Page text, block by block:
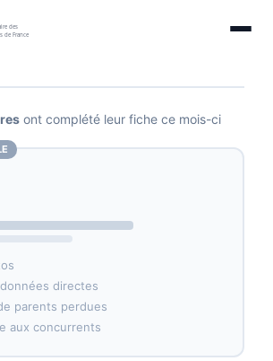
ont complété leur fiche ce mois-ci
directes
parents perdues
aux concurrents